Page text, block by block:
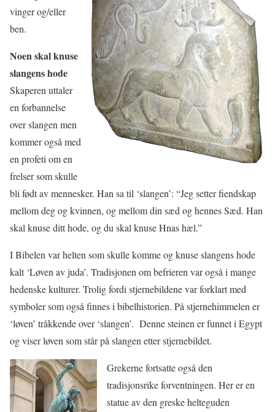
vinger og/eller
ben.
Noen skal knuse
slangens hode
Skaperen uttaler
en forbannelse
over slangen men
kommer også med
en profeti om en
frelser som skulle
bli født av mennesker. Han sa til ‘slangen’: “Jeg setter fiendskap
mellom deg og kvinnen, og mellom din sæd og hennes Sæd. Han
skal knuse ditt hode, og du skal knuse Hnas hæl.”
I Bibelen var helten som skulle komme og knuse slangens hode
kalt ‘Løven av juda’. Tradisjonen om befrieren var også i mange
hedenske kulturer. Trolig fordi stjernebildene var forklart med
symboler som også finnes i bibelhistorien. På stjernehimmelen er
‘løven’ tråkkende over ‘slangen’. Denne steinen er funnet i Egypt
og viser løven som står på slangen etter stjernebildet.
Grekerne fortsatte også den
tradisjonsrike forventningen. Her er en
statue av den greske helteguden